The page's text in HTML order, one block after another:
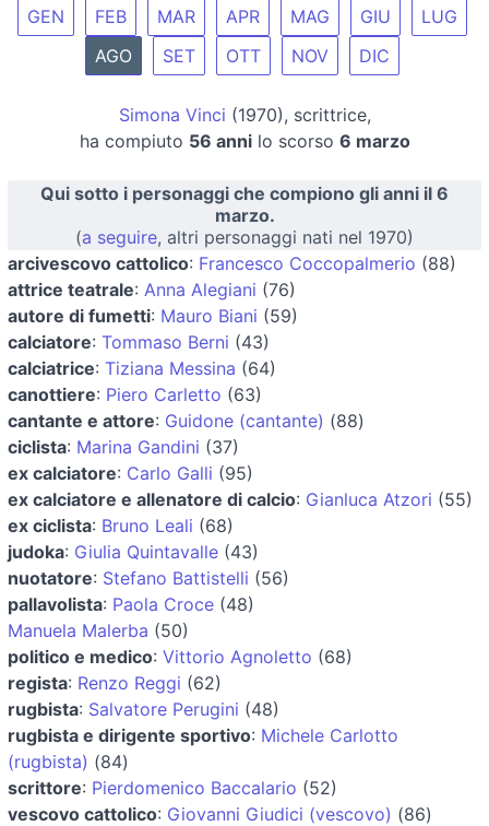
GEN FEB MAR APR MAG GIU
LUG
AGO
SET OTT NOV DIC
Simona Vinci (1970), scrittrice,
ha compiuto 56 annilo scorso 6 marzo
Qui sotto i personaggi che compiono gli anni il 6
marzo.
(a seguire, altri personaggi nati nel 1970)
arcivescovo cattolico: Francesco Coccopalmerio (88)
attrice teatrale: Anna Alegiani (76)
autore di fumetti: Mauro Biani (59)
calciatore: Tommaso Berni (43)
calciatrice: Tiziana Messina (64)
canottiere: Piero Carletto (63)
cantante e attore: Guidone (cantante) (88)
ciclista: Marina Gandini (37)
ex calciatore: Carlo Galli (95)
ex calciatore e allenatore di calcio: Gianluca Atzori (55)
ex ciclista: Bruno Leali (68)
judoka: Giulia Quintavalle (43)
nuotatore: Stefano Battistelli (56)
pallavolista: Paola Croce (48)
Manuela Malerba (50)
politico e medico: Vittorio Agnoletto (68)
regista: Renzo Reggi (62)
rugbista: Salvatore Perugini (48)
rugbista e dirigente sportivo: Michele Carlotto
(rugbista) (84)
scrittore: Pierdomenico Baccalario (52)
vescovo cattolico: Giovanni Giudici (vescovo) (86)